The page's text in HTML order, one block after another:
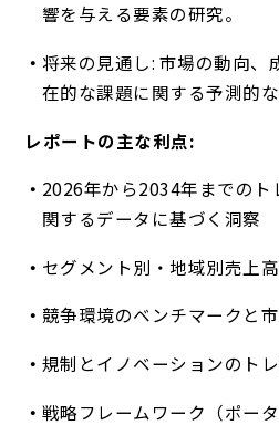
響を与える要素の研究。
将来の見通し: 市場の動向、
在的な課題に関する予測的な
レポートの主な利点:
2026年から2034年までのト
関するデータに基づく洞察
セグメント別・地域別売上
競争環境のベンチマークと
規制とイノベーションのト
戦略フレームワーク（ポー